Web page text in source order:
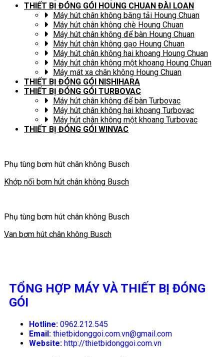
THIẾT BỊ ĐÓNG GÓI HOUNG CHUAN ĐÀI LOAN
Máy hút chân không băng tải Houng Chuan
Máy hút chân không chè Houng Chuan
Máy hút chân không để bàn Houng Chuan
Máy hút chân không gạo Houng Chuan
Máy hút chân không hai khoang Houng Chuan
Máy hút chân không một khoang Houng Chuan
Máy mát xa chân không Houng Chuan
THIẾT BỊ ĐÓNG GÓI NISHIHARA
THIẾT BỊ ĐÓNG GÓI TURBOVAC
Máy hút chân không để bàn Turbovac
Máy hút chân không hai khoang Turbovac
Máy hút chân không một khoang Turbovac
THIẾT BỊ ĐÓNG GÓI WINVAC
Phụ tùng bơm hút chân không Busch
Khớp nối bơm hút chân không Busch
Phụ tùng bơm hút chân không Busch
Van bơm hút chân không Busch
TỔNG HỢP MÁY VÀ THIẾT BỊ ĐÓNG
GÓI
Hotline: 0962.212.545
Email: thietbidonggoi.com.vn@gmail.com
Website: http://thietbidonggoi.com.vn